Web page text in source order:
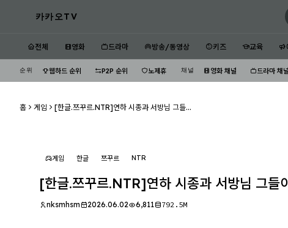
카카오TV
전체 영화 드라마 방송/동영상 키즈 교육
순위 웹하드 순위 P2P 순위 노제휴 채널 영화 채널 드라마 채널
홈 게임 [한글.쯔꾸르.NTR]연하 시종과 서방님 그들...
게임 한글 쯔꾸르 NTR
[한글.쯔꾸르.NTR]연하 시종과 서방님 그들
nksmhsm 2026.06.02 6,811 792.5M